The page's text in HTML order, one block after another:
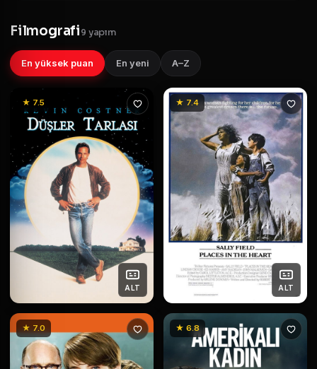
Filmografi9 yapım
En yüksek puan En yeni A–Z
★ 7.5
ALT
★ 7.4
ALT
★ 7.0 ★ 6.8